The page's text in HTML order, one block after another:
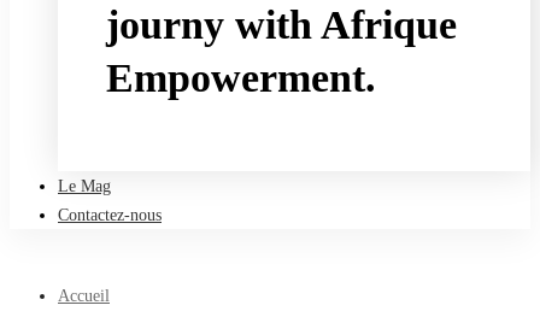
journy with Afrique
Empowerment.
Le Mag
Contactez-nous
Accueil